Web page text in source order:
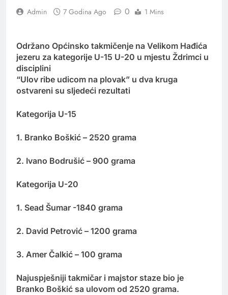
Admin 7 Godina Ago 0 1 Mins
Održano Općinsko takmičenje na Velikom Hađića
jezeru za kategorije U-15 U-20 u mjestu Ždrimci u
disciplini
“Ulov ribe udicom na plovak” u dva kruga
ostvareni su sljedeći rezultati
Kategorija U-15
1. Branko Boškić – 2520 grama
2. Ivano Bodrušić – 900 grama
Kategorija U-20
1. Sead Šumar -1840 grama
2. David Petrović – 1200 grama
3. Amer Čalkić – 100 grama
Najuspješniji takmičar i majstor staze bio je
Branko Boškić sa ulovom od 2520 grama.